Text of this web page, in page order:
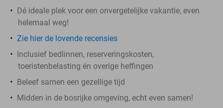
Dé ideale plek voor een onvergetelijke vakantie, even
helemaal weg!
Zie hier de lovende recensies
Inclusief bedlinnen, reserveringskosten,
toeristenbelasting én overige heffingen
Beleef samen een gezellige tijd
Midden in de bosrijke omgeving, echt even samen!